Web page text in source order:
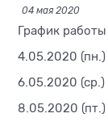
04 мая 2020
График
4.05.2020 (пн.)
6.05.2020 (ср.)
8.05.2020 (пт.)